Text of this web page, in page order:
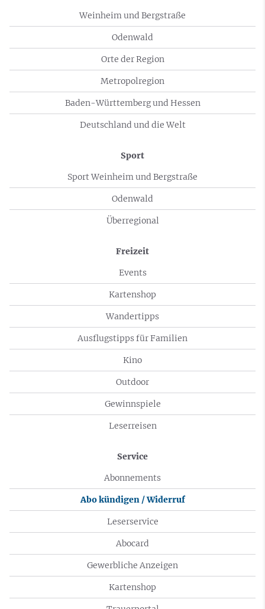
Weinheim und Bergstraße
Odenwald
Orte der Region
Metropolregion
Baden-Württemberg und Hessen
Deutschland und die Welt
Sport
Sport Weinheim und Bergstraße
Odenwald
Überregional
Freizeit
Events
Kartenshop
Wandertipps
Ausflugstipps für Familien
Kino
Outdoor
Gewinnspiele
Leserreisen
Service
Abonnements
Abo kündigen / Widerruf
Leserservice
Abocard
Gewerbliche Anzeigen
Kartenshop